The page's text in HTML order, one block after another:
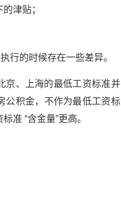
津贴；
行的时候存在一些差异。
京、上海的最低工资标准并
公积金，不作为最低工资标
准 “含金量”更高。